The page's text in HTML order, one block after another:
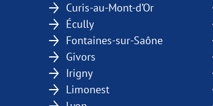
Curis-au-Mont-d’Or
Écully
Fontaines-sur-Saône
Givors
Irigny
Limonest